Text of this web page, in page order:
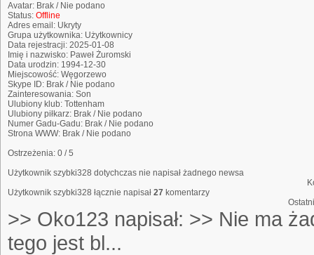
Avatar: Brak / Nie podano
Status: Offline
Adres email: Ukryty
Grupa użytkownika: Użytkownicy
Data rejestracji: 2025-01-08
Imię i nazwisko: Paweł Żuromski
Data urodzin: 1994-12-30
Miejscowość: Węgorzewo
Skype ID: Brak / Nie podano
Zainteresowania: Son
Ulubiony klub: Tottenham
Ulubiony piłkarz: Brak / Nie podano
Numer Gadu-Gadu: Brak / Nie podano
Strona WWW: Brak / Nie podano
Ostrzeżenia: 0 / 5
Użytkownik szybki328 dotychczas nie napisał żadnego newsa
Użytkownik szybki328 łącznie napisał 27 komentarzy
>> Oko123 napisał: >> Nie ma
tego jest bl...